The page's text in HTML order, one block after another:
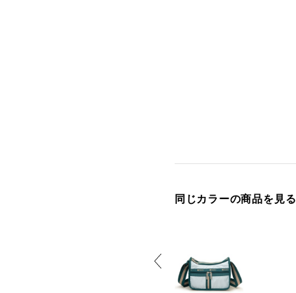
同じカラーの商品を見る